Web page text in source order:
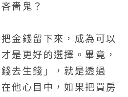
嗇鬼？
金錢留下來，成為可以
是更好的選擇。畢竟，
去生錢」，就是透過
在他心目中，如果把買房